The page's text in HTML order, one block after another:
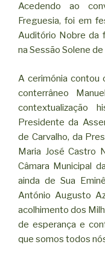
Acedendo ao
Freguesia, foi em
Auditório Nobre da
na Sessão Solene
A cerimónia contou
conterrâneo
contextualização
Presidente da
de Carvalho, da
Maria José Castro
Câmara Municipal
ainda de Sua
António Augusto
acolhimento dos
de esperança e
que somos todos